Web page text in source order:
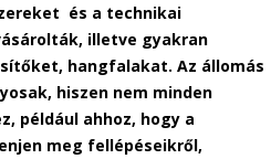
és a technikai
illetve gyakran
hangfalakat. Az állomás
hiszen nem minden
például ahhoz, hogy a
meg fellépéseikről,